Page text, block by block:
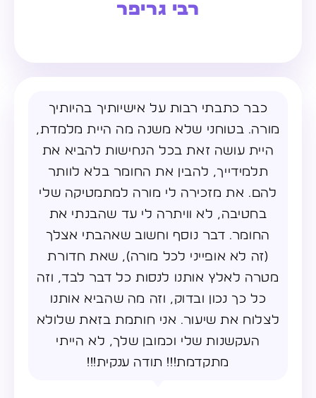
רבי גריפר
כבר כתבתי רבות על אישיותיך בהיותיך
מורה. בטוחני שלא משנה מה היית מלמדת,
היית עושה זאת בכל הנחישות להביא את
תלמידייך, להבין את החומר בלא לוותר
להם. את מזכירה לי מורה למתמטיקה שלי
בחטיבה, לא וויתרה לי עד שהבנתי את
החומר. דבר נוסף וחשוב שאהבתי אצלך
(זה לא אופייני לכל מורה), שאת חדורת
מטרה לאלץ אותנו לנסות כל דבר לבד, וזה
כל כך נכון ובדוק, וזה מה שהביא אותנו
לצלוח את שיעור. אני חותמת בזאת שלולא
העקשנות שלי וכמובן שלך, לא הייתי
מתקדמת!!! תודה ענקית!!!